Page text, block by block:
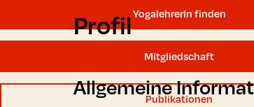
YogalehrerIn finden
Mitgliedschaft
Publikationen
Profil
Allgemeine